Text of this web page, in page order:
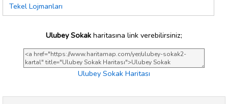
Tekel Lojmanları
Ulubey Sokak haritasına link verebilirsiniz;
Ulubey Sokak Haritası